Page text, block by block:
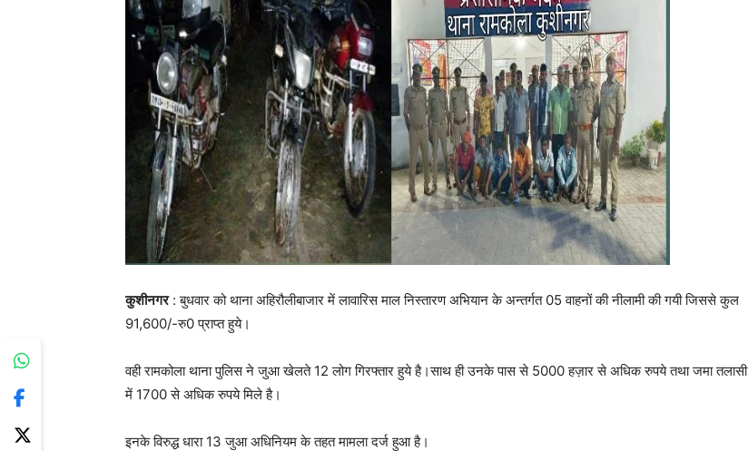
कुशीनगर: बुधवार को थाना अहिरौलीबाजार में लावारिस माल निस्तारण अभियान के अन्तर्गत 05 वाहनों की नीलामी की गयी जिससे कुल
91,600/-रु0 प्राप्त हुये।
वही रामकोला थाना पुलिस ने जुआ खेलते 12 लोग गिरफ्तार हुये है।साथ ही उनके पास से 5000 हज़ार से अधिक रुपये तथा जमा तलासी
में 1700 से अधिक रुपये मिले है।
इनके विरुद्ध धारा 13 जुआ अधिनियम के तहत मामला दर्ज हुआ है।